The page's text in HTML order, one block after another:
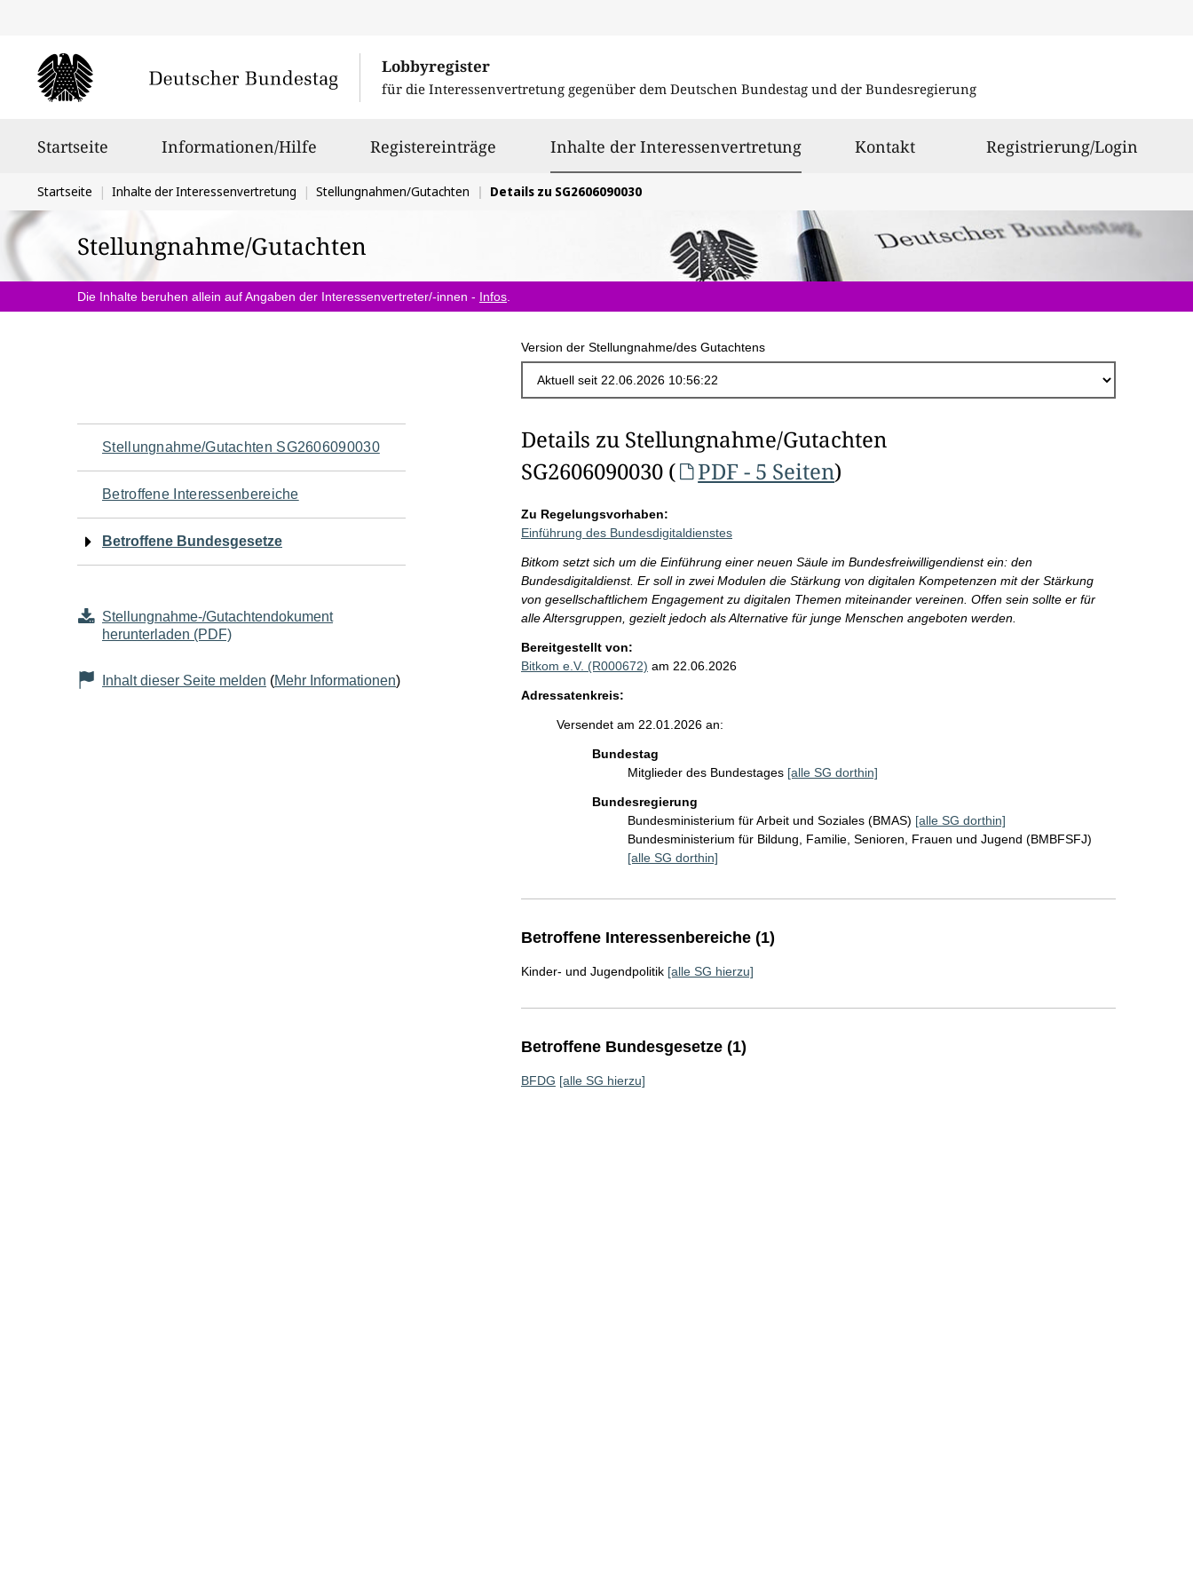
Lobbyregister
für die Interessenvertretung gegenüber dem Deutschen Bundestag und der Bundesregierung
Startseite Informationen/Hilfe Registereinträge Inhalte der Interessenvertretungausgewählt
Kontakt Registrierung/Login
Sie
befinden
sich
hier:
Startseite Inhalte der Interessenvertretung Stellungnahmen/Gutachten Details zu SG2606090030
Stellungnahme/Gutachten
Die Inhalte beruhen allein auf Angaben der Interessenvertreter/-innen - Infos
Version der Stellungnahme/des Gutachtens
Navigation
für
den
Seiteninhalt
Stellungnahme/Gutachten SG2606090030
Betroffene Interessenbereiche
Betroffene Bundesgesetze
Stellungnahme-/Gutachtendokument
herunterladen (PDF)
Inhalt dieser Seite melden (Mehr Informationen)
Details zu Stellungnahme/Gutachten
SG2606090030 (
PDF - 5 Seiten)
Zu Regelungsvorhaben:
Einführung des Bundesdigitaldienstes
Bitkom setzt sich um die Einführung einer neuen Säule im Bundesfreiwilligendienst ein: den
Bundesdigitaldienst. Er soll in zwei Modulen die Stärkung von digitalen Kompetenzen mit der Stärkung
von gesellschaftlichem Engagement zu digitalen Themen miteinander vereinen. Offen sein sollte er für
alle Altersgruppen, gezielt jedoch als Alternative für junge Menschen angeboten werden.
Bereitgestellt von:
Bitkom e.V. (R000672) am 22.06.2026
Adressatenkreis:
Versendet am 22.01.2026 an:
Bundestag
Mitglieder des Bundestages [alle SG dorthin]
Bundesregierung
Bundesministerium für Arbeit und Soziales (BMAS) [alle SG dorthin]
Bundesministerium für Bildung, Familie, Senioren, Frauen und Jugend (BMBFSFJ)
[alle SG dorthin]
Betroffene Interessenbereiche (1)
Kinder- und Jugendpolitik [alle SG hierzu]
Betroffene Bundesgesetze (1)
BFDG [alle SG hierzu]